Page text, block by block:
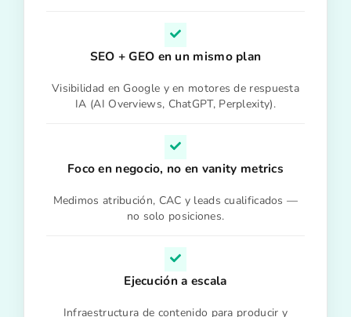
SEO + GEO en un mismo plan
Visibilidad en Google y en motores de respuesta
IA (AI Overviews, ChatGPT, Perplexity).
Foco en negocio, no en vanity metrics
Medimos atribución, CAC y leads cualificados —
no solo posiciones.
Ejecución a escala
Infraestructura de contenido para producir y